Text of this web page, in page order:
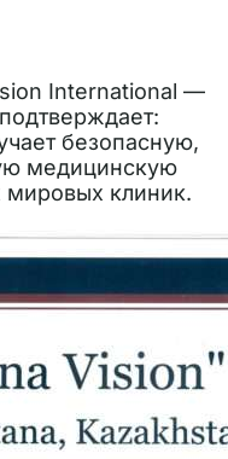
International —
безопасную,
медицинскую
клиник.